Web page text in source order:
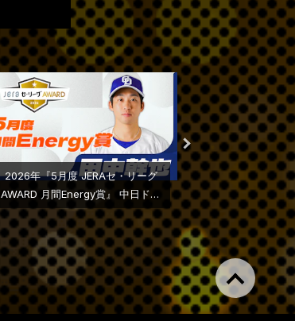
2026年『5月度 JERAセ・リーグ
AWARD 月間Energy賞』 中日ドラ
ゴンズ・田中幹也選手に決定
2026年『5月度
AWARD月間大
ワローズ・山